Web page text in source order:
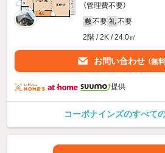
（管理費不要）
敷 不要 礼 不要
2階 / 2K / 24.0㎡
お問い合わせ （無料
提供
コーポナインズのすべて